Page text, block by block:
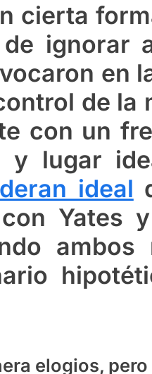
cierta
ignorar
en
de la
con un
y lugar
ideal
Yates
ambos
elogios,